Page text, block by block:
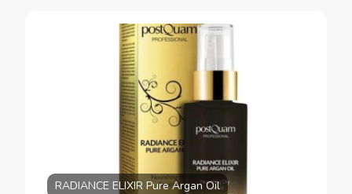
RADIANCE ELIXIR Pure Argan Oil